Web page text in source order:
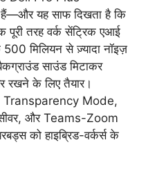
यह साफ दिखता है कि
पूरी तरह वर्क सेंट्रिक एआई
मिलियन से ज़्यादा नॉइज़
साउंड मिटाकर
रखने के लिए तैयार।
Mode,
और Teams-Zoom
को हाइब्रिड-वर्कर्स के